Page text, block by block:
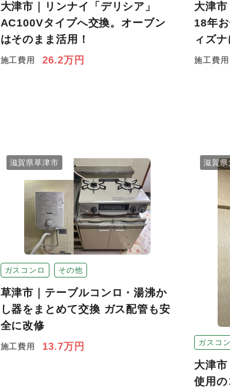
大津市｜リンナイ「デリシア」
AC100Vタイプへ交換。オーブン
はそのまま活用！
施工費用 26.2万円
大津
18年
ィズナ
施工費用
ガスコンロ その他
滋賀県草津市
草津市｜テーブルコンロ・湯沸か
し器をまとめて交換 ガス配管も安
全に改修
施工費用 13.7万円 ガスコ
滋賀県
大津
使用